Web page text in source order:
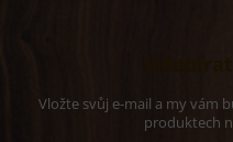
Vložte svůj e-mail a my vám
produktech